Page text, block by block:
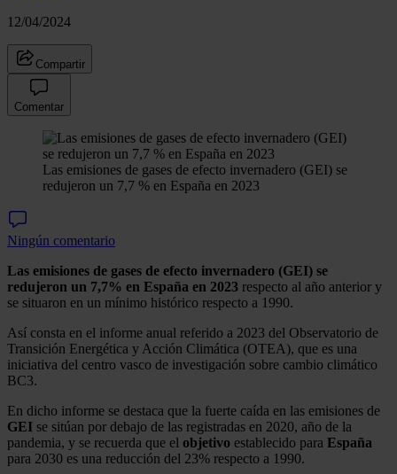
12/04/2024
Compartir
Comentar
Las emisiones de gases de efecto invernadero (GEI) se
redujeron un 7,7 % en España en 2023
Ningún comentario
Las emisiones de gases de efecto invernadero (GEI) se
redujeron un 7,7% en España en 2023 respecto al año anterior y
se situaron en un mínimo histórico respecto a 1990.
Así consta en el informe anual referido a 2023 del Observatorio de
Transición Energética y Acción Climática (OTEA), que es una
iniciativa del centro vasco de investigación sobre cambio climático
BC3.
En dicho informe se destaca que la fuerte caída en las emisiones de
GEI se sitúan por debajo de las registradas en 2020, año de la
pandemia, y se recuerda que el objetivo establecido para España
para 2030 es una reducción del 23% respecto a 1990.